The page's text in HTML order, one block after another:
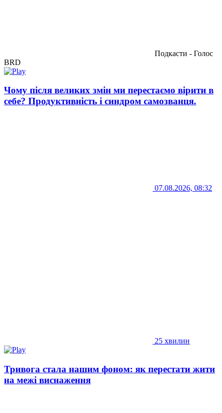
Подкасти - Голос
BRD
Чому після великих змін ми перестаємо вірити в
себе? Продуктивність і синдром самозванця.
07.08.2026, 08:32
25 хвилин
Тривога стала нашим фоном: як перестати жити
на межі виснаження